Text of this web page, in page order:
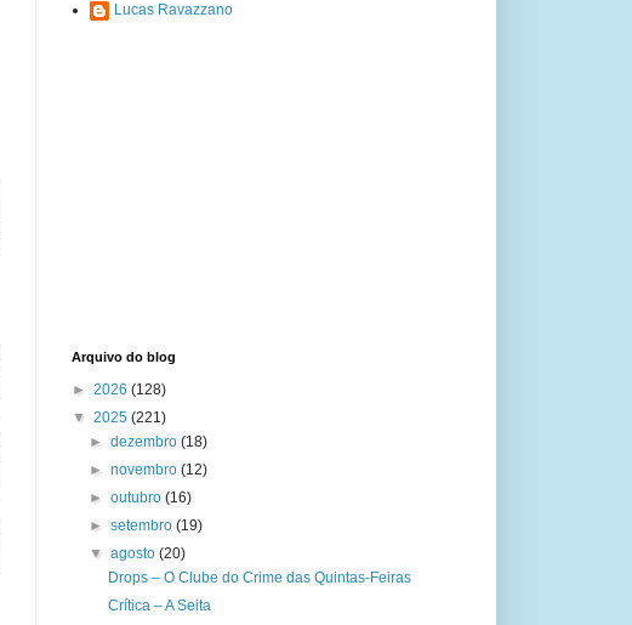
Lucas Ravazzano
Arquivo do blog
► 2026 (128)
▼ 2025 (221)
►dezembro(18)
►novembro(12)
►outubro(16)
►setembro(19)
▼agosto(20)
Drops – O Clube do Crime das Quintas-Feiras
Crítica – A Seita